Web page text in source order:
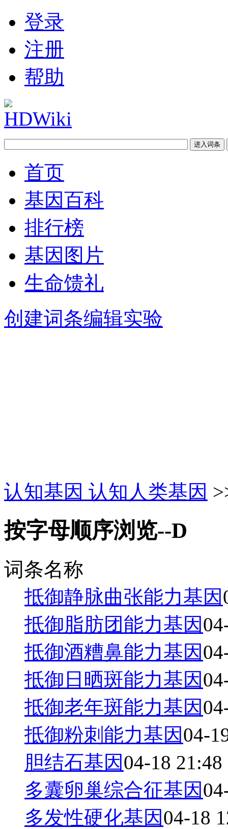
登录
注册
帮助
首页
基因百科
排行榜
基因图片
生命馈礼
创建词条编辑实验
认知基因 认知人类基因
按字母顺序浏览--D
词条名称
抵御静脉曲张能力基因
抵御脂肪团能力基因
抵御酒糟鼻能力基因
抵御日晒斑能力基因
抵御老年斑能力基因
抵御粉刺能力基因04-
胆结石基因04-18 21:48
多囊卵巢综合征基因
多发性硬化基因04-18